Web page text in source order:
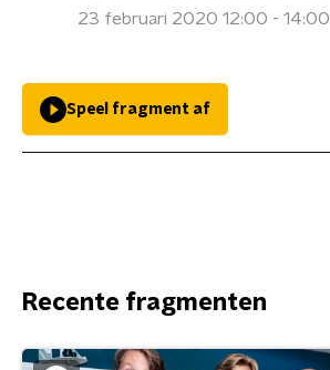
23 februari 2020 12:00 - 14:00
Speel fragment af
Recente fragmenten